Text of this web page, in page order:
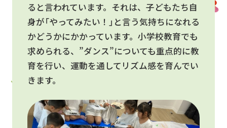
ると言われています。それは、子どもたち自
身が「やってみたい！」と言う気持ちになれる
かどうかにかかっています。小学校教育でも
求められる、”ダンス”についても重点的に教
育を行い、運動を通してリズム感を育んでい
きます。